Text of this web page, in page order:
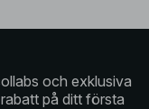
och exklusiva
på ditt första